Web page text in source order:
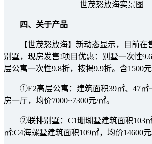
世茂怒放海实景图
四、关于产品
【世茂怒放海】新动态显示，目前在
别墅，现房发售!项目优惠：别墅一次性
层公寓一次性9.8折，按揭9.9折。含1500元
①E2高层公寓：建筑面积39㎡、47㎡
房一厅，均价7000~7300元/㎡。
②联排别墅：C1珊瑚墅建筑面积103㎡
㎡;C4海螺墅建筑面积109㎡，均价14600元/